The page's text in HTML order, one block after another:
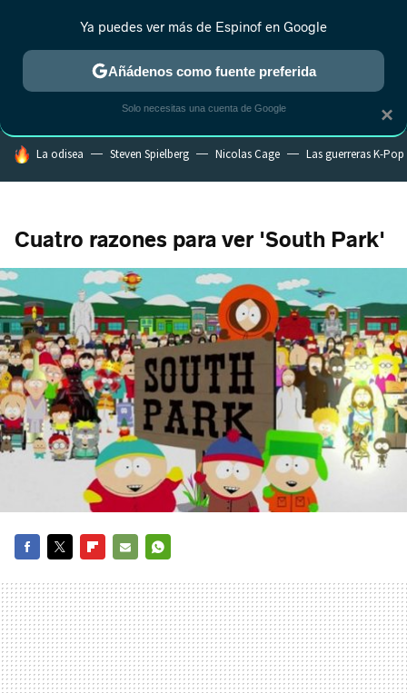
ESTRENOS REALITY ANIME RANKINGS CINE
HOY SE HABLA DE
La odisea Steven Spielberg Nicolas Cage Las guerreras K-Pop
Cuatro razones para ver 'South Park'
MAIL
×
Ya puedes ver más de Espinof en Google
Añádenos como fuente preferida
Solo necesitas una cuenta de Google